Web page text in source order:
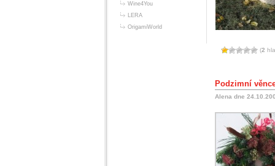
Wine4You
LERA
OrigamiWorld
(2
Podzimní
Alena dne